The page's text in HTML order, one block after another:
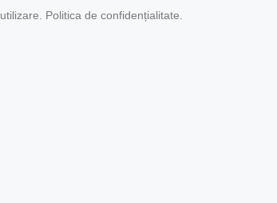
Politica de confidențialitate.